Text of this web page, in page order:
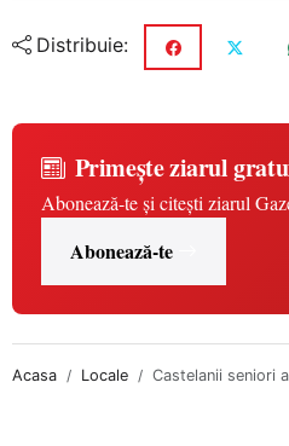
Distribuie:
Primește ziarul
Abonează-te și citești ziarul
Abonează-te
Acasa Locale Castelanii seniori